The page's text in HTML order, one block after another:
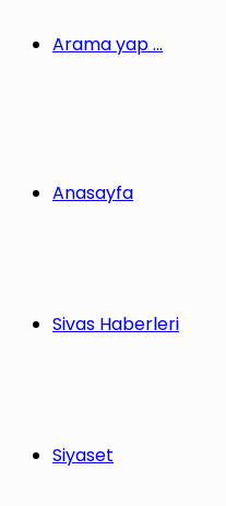
Arama yap ...
Anasayfa
Sivas Haberleri
Siyaset